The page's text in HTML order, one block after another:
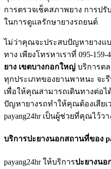
การตรวจเช็คสภาพยาง การป
ในการดูแลรักษายางรถยนต์
ไม่ว่าคุณจะประสบปัญหายางแบ
ทาง เพียงโทรหาเราที่ 095-159-
ยาง เขตบางกอกใหญ่ บริการต
ทุกประเภทของยานพาหนะ จะ
เพื่อให้คุณสามารถเดินทางต่อไ
ปัญหายางรถทําให้คุณต้องเสียเ
payang24hr เป็นผู้ช่วยที่คุณไว้ว
บริการปะยางนอกสถานที่ของ
payang24hr ให้บริการปะยางนอ